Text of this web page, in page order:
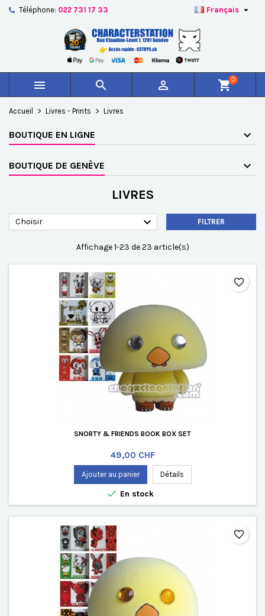
Téléphone: 022 731 17 33 Français 
   shopping_cart0
Accueil Livres - Prints Livres
BOUTIQUE EN LIGNE
BOUTIQUE DE GENÈVE
LIVRES
Choisir  FILTRER
Affichage 1-23 de 23 article(s)
SNORTY & FRIENDS BOOK BOX SET
Prix
49,00 CHF
Ajouter au panier Détails
 En stock
favorite_border
favorite_border
Créer une nouvelle liste
((confirmMessage))
((cancelText)) ((modalDeleteText))
Nom de la liste d'envies
Annuler
Vous devez être connecté pour ajouter des produits à
votre liste d'envies.